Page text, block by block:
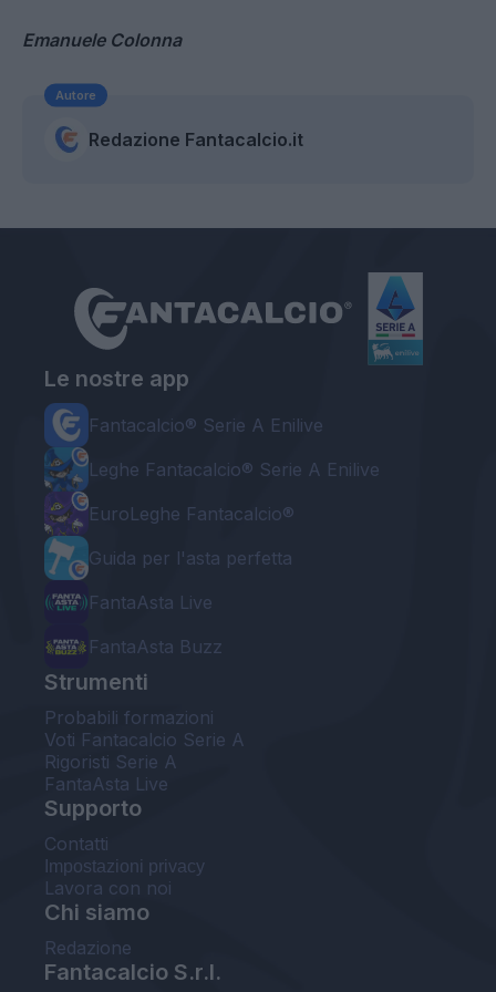
Emanuele Colonna
Autore
Redazione Fantacalcio.it
Le nostre app
Fantacalcio® Serie A Enilive
Leghe Fantacalcio® Serie A Enilive
EuroLeghe Fantacalcio®
Guida per l'asta perfetta
FantaAsta Live
FantaAsta Buzz
Strumenti
Probabili formazioni
Voti Fantacalcio Serie A
Rigoristi Serie A
FantaAsta Live
Supporto
Contatti
Impostazioni privacy
Lavora con noi
Chi siamo
Redazione
Fantacalcio S.r.l.